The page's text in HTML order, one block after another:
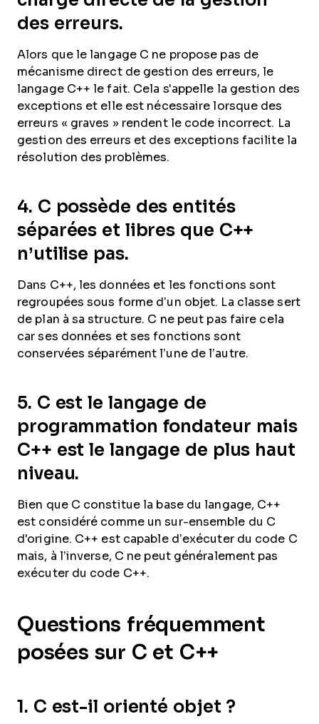
des erreurs.
Alors que le langage C ne propose pas de
mécanisme direct de gestion des erreurs, le
langage C++ le fait. Cela s'appelle la gestion des
exceptions et elle est nécessaire lorsque des
erreurs « graves » rendent le code incorrect. La
gestion des erreurs et des exceptions facilite la
résolution des problèmes.
4. C possède des entités
séparées et libres que C++
n’utilise pas.
Dans C++, les données et les fonctions sont
regroupées sous forme d’un objet. La classe sert
de plan à sa structure. C ne peut pas faire cela
car ses données et ses fonctions sont
conservées séparément l’une de l’autre.
5. C est le langage de
programmation fondateur mais
C++ est le langage de plus haut
niveau.
Bien que C constitue la base du langage, C++
est considéré comme un sur-ensemble du C
d'origine. C++ est capable d’exécuter du code C
mais, à l’inverse, C ne peut généralement pas
exécuter du code C++.
Questions fréquemment
posées sur C et C++
1. C est-il orienté objet ?